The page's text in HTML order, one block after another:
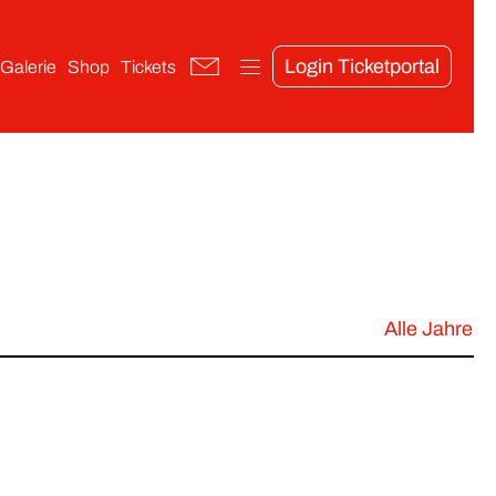
Galerie Shop Tickets Login Ticketportal
Alle Jahre